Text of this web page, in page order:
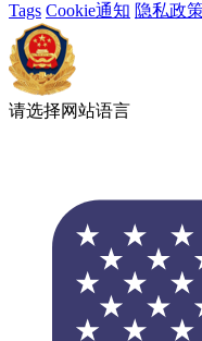
Tags Cookie通知 隐私政
请选择网站语言